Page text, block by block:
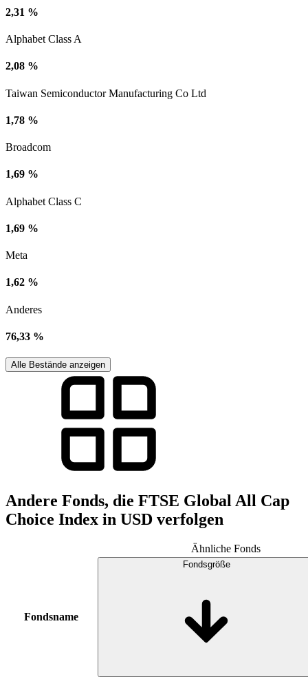
2,31 %
Alphabet Class A
2,08 %
Taiwan Semiconductor Manufacturing Co Ltd
1,78 %
Broadcom
1,69 %
Alphabet Class C
1,69 %
Meta
1,62 %
Anderes
76,33 %
Alle Bestände anzeigen
Andere Fonds, die FTSE Global All Cap
Choice Index in USD verfolgen
Ähnliche Fonds
Fondsname
Fondsgröße